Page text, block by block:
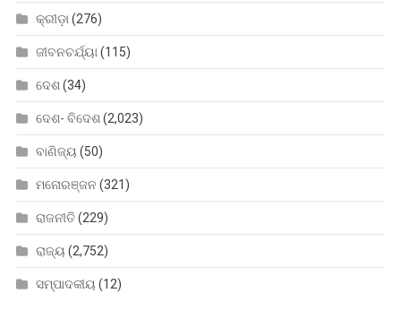
କ୍ରୀଡ଼ା (276)
ଜୀବନଚର୍ଯ୍ୟା (115)
ଦେଶ (34)
ଦେଶ- ବିଦେଶ (2,023)
ବାଣିଜ୍ୟ (50)
ମନୋରଞ୍ଜନ (321)
ରାଜନୀତି(229)
ରାଜ୍ୟ (2,752)
ସମ୍ପାଦକୀୟ (12)